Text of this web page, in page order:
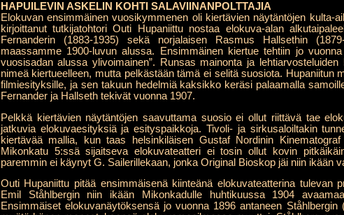
HAPUILEVIN ASKELIN KOHTI SALAVIINANPOLTTAJIA
Elokuvan ensimmäinen vuosikymmenen oli kiertävien näytäntöjen kulta-
kirjoittanut tutkijatohtori Outi Hupaniittu nostaa elokuva-alan
Fernanderin (1883-1935) sekä norjalaisen Rasmus Hallsethin
maassamme 1900-luvun alussa. Ensimmäinen kiertue tehtiin jo
vuosisadan alussa ylivoimainen”. Runsas mainonta ja
nimeä kiertueelleen, mutta pelkästään tämä ei selitä suosiota. Hupaniitun
filmiesityksille, ja sen takuun hedelmiä kaksikko keräsi palaamalla
Fernander ja Hallseth tekivät vuonna 1907.
Pelkkä kiertävien näytäntöjen saavuttama suosio ei ollut riittävä tae
jatkuvia elokuvaesityksiä ja esityspaikkoja. Tivoli- ja sirkusaloiltakin
kiertävää mallia, kun taas helsinkiläisen Gustaf Nordinin
Mikonkatu 5:ssä sijaitseva elokuvateatteri ei tosin ollut kovin
paremmin ei käynyt G. Sailerillekaan, jonka Original Bioskop jäi niin ikään
Outi Hupaniittu pitää ensimmäisenä kiinteänä elokuvateatterina tulevan
Emil Ståhlbergin niin ikään Mikonkadulle huhtikuussa 1904
Ensimmäiset elokuvanäytöksensä jo vuonna 1896 antaneen